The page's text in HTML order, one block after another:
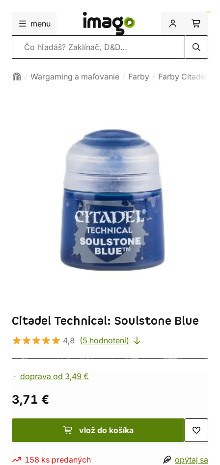
menu
Vyhľadávanie
Wargaming a maľovanie Farby Farby Citadel
Citadel Technical: Soulstone Blue
4,8 (5 hodnotení)
doprava od 3,49 €
3,71 €
vlož do košíka
158 ks predaných opýtaj sa